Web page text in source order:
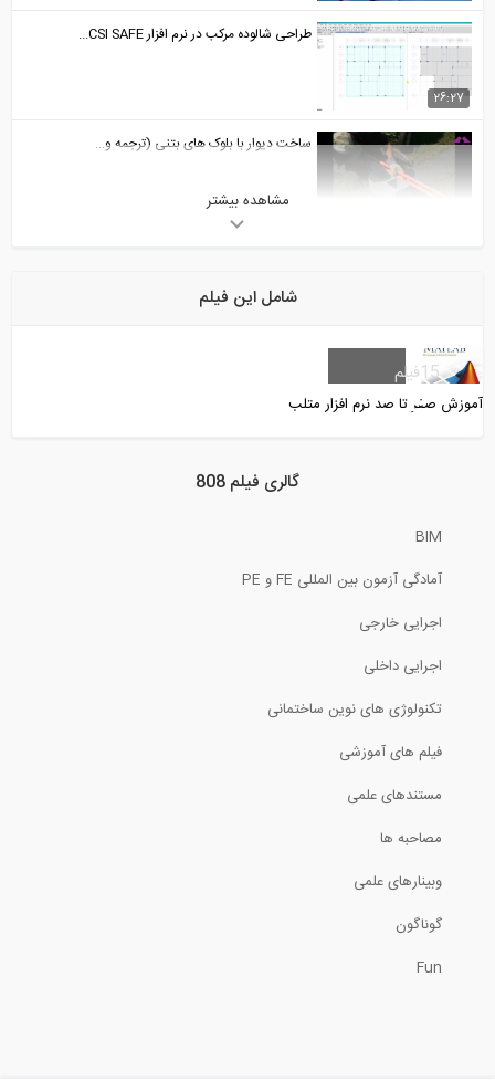
26:27
طراحی شالوده مرکب در نرم افزار CSI SAFE...
ساخت دیوار با بلوک های بتنی (ترجمه و...
51:54
نقشه خوانی نقشه های ساختمانی
اعمال اتوماتیک بار باد در SAP2000 (...
36:14
47:31
مشاهده بیشتر
شامل این فیلم
آموزش صفر تا صد نرم افزار متلب
15فیلم
گالری فیلم 808
BIM
آمادگی آزمون بین المللی FE و PE
اجرایی خارجی
اجرایی داخلی
تکنولوژی های نوین ساختمانی
فیلم های آموزشی
مستندهای علمی
مصاحبه ها
وبینارهای علمی
گوناگون
Fun